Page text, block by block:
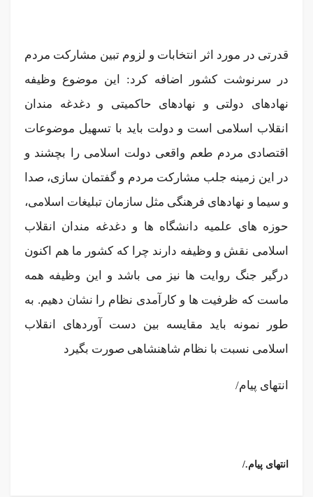
قدرتی در مورد اثر انتخابات و لزوم تبین مشارکت مردم
در سرنوشت کشور اضافه کرد: این موضوع وظیفه
نهادهای دولتی و نهادهای حاکمیتی و دغدغه مندان
انقلاب اسلامی است و دولت باید با تسهیل موضوعات
اقتصادی مردم طعم واقعی دولت اسلامی را بچشند و
در این زمینه جلب مشارکت مردم و گفتمان سازی، صدا
و سیما و نهادهای فرهنگی مثل سازمان تبلیغات اسلامی،
حوزه های علمیه دانشگاه ها و دغدغه مندان انقلاب
اسلامی نقش و وظیفه دارند چرا که کشور ما هم اکنون
درگیر جنگ روایت ها نیز می باشد و این وظیفه همه
ماست که ظرفیت ها و کارآمدی نظام را نشان دهیم. به
طور نمونه باید مقایسه بین دست آوردهای انقلاب
اسلامی نسبت با نظام شاهنشاهی صورت بگیرد
انتهای پیام/
/.انتهای پیام